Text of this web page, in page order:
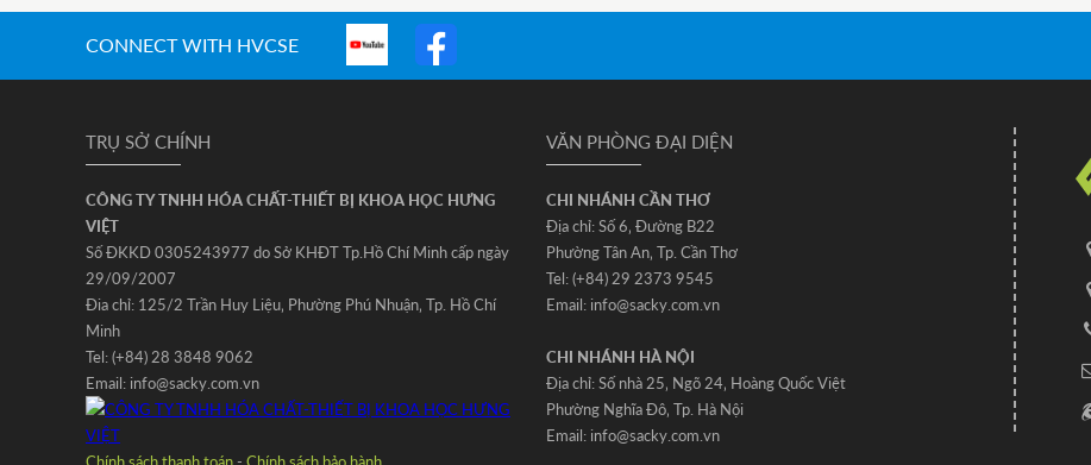
CONNECT WITH HVCSE
TRỤ SỞ CHÍNH
CÔNG TY TNHH HÓA CHẤT-THIẾT BỊ KHOA HỌC HƯNG
VIỆT
Số ĐKKD 0305243977 do Sở KHĐT Tp.Hồ Chí Minh cấp ngày
29/09/2007
Đia chỉ: 125/2 Trần Huy Liệu‚ Phường Phú Nhuận‚ Tp. Hồ Chí
Minh
Tel: (+84) 28 3848 9062
Email: info@sacky.com.vn
VĂN PHÒNG ĐẠI DIỆN
CHI NHÁNH CẦN THƠ
Địa chỉ: Số 6‚ Đường B22
Phường Tân An‚ Tp. Cần Thơ
Tel: (+84) 29 2373 9545
Email: info@sacky.com.vn
CHI NHÁNH HÀ NỘI
Địa chỉ: Số nhà 25‚ Ngõ 24‚ Hoàng Quốc Việt
Phường Nghĩa Đô‚ Tp. Hà Nội
Email: info@sacky.com.vn